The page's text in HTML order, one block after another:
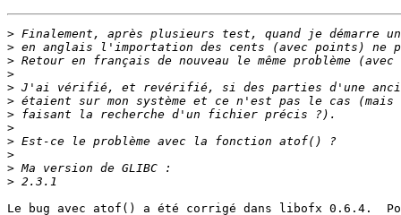
>
>
>
>
>
>
>
>
>
>
>
>